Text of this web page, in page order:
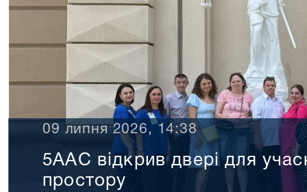
09 липня 2026, 14:38
5ААС відкрив двері для
простору